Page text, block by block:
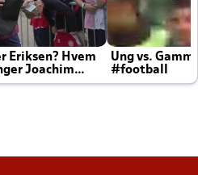
Eriksen? Hvem
Joachim
Ung vs.
#football